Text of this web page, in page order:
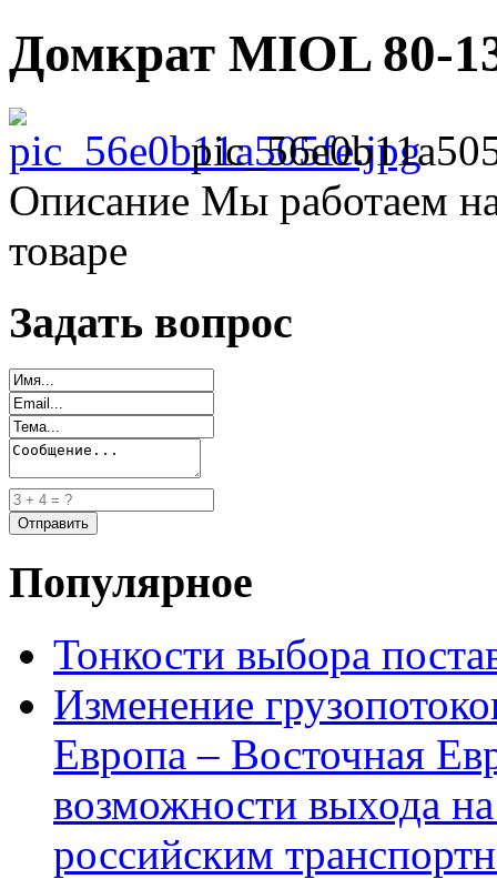
Домкрат MIOL 80-
Описание Мы работаем
товаре
Задать вопрос
Популярное
Тонкости выбора
Изменение
Европа – Восточная
возможности выхода
российским